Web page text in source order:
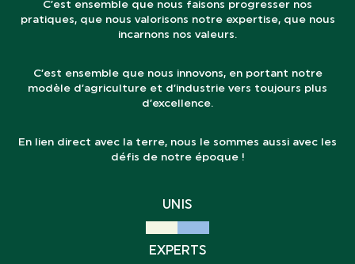
C’est ensemble que nous faisons progresser nos
pratiques, que nous valorisons notre expertise, que nous
incarnons nos valeurs.
C’est ensemble que nous innovons, en portant notre
modèle d’agriculture et d’industrie vers toujours plus
d’excellence.
En lien direct avec la terre, nous le sommes aussi avec les
défis de notre époque !
UNIS
EXPERTS